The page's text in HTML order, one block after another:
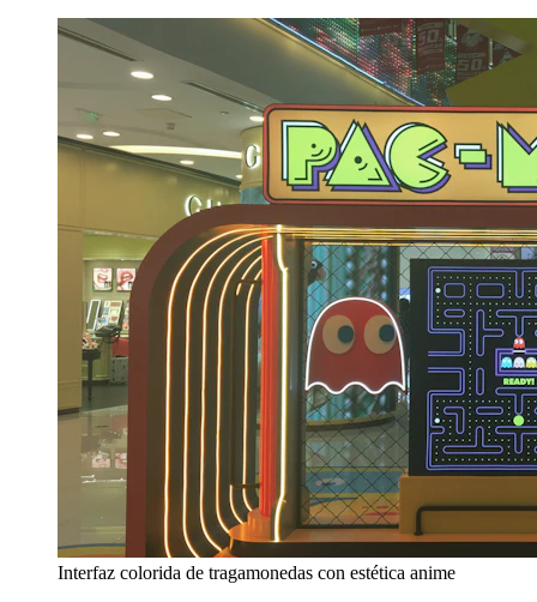
Interfaz colorida de tragamonedas con estética anime